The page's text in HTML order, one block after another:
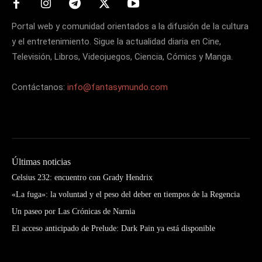
Portal web y comunidad orientados a la difusión de la cultura
y el entretenimiento. Sigue la actualidad diaria en Cine,
Televisión, Libros, Videojuegos, Ciencia, Cómics y Manga.
Contáctanos: info@fantasymundo.com
Últimas noticias
Celsius 232: encuentro con Grady Hendrix
«La fuga»: la voluntad y el peso del deber en tiempos de la Regencia
Un paseo por Las Crónicas de Narnia
El acceso anticipado de Prelude: Dark Pain ya está disponible